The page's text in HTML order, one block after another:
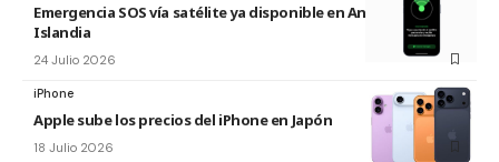
Emergencia SOS vía satélite ya disponible en Andorra e
Islandia
24 Julio 2026
iPhone
Apple sube los precios del iPhone en Japón
18 Julio 2026